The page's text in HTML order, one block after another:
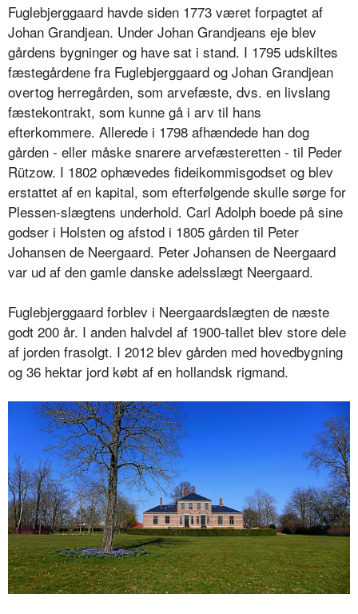
Fuglebjerggaard havde siden 1773 været forpagtet af
Johan Grandjean. Under Johan Grandjeans eje blev
gårdens bygninger og have sat i stand. I 1795 udskiltes
fæstegårdene fra Fuglebjerggaard og Johan Grandjean
overtog herregården, som arvefæste, dvs. en livslang
fæstekontrakt, som kunne gå i arv til hans
efterkommere. Allerede i 1798 afhændede han dog
gården - eller måske snarere arvefæsteretten - til Peder
Rützow. I 1802 ophævedes fideikommisgodset og blev
erstattet af en kapital, som efterfølgende skulle sørge for
Plessen-slægtens underhold. Carl Adolph boede på sine
godser i Holsten og afstod i 1805 gården til Peter
Johansen de Neergaard. Peter Johansen de Neergaard
var ud af den gamle danske adelsslægt Neergaard.
Fuglebjerggaard forblev i Neergaardslægten de næste
godt 200 år. I anden halvdel af 1900-tallet blev store dele
af jorden frasolgt. I 2012 blev gården med hovedbygning
og 36 hektar jord købt af en hollandsk rigmand.